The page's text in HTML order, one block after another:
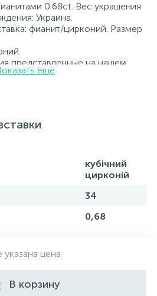
0.68ct. Вес украшения
Украина.
фианит/цирконий. Размер
представленные на нашем
контроль качества, а также
всех
на сайте могут
еще
кубічний
цирконій
34
0,68
указана цена
В корзину